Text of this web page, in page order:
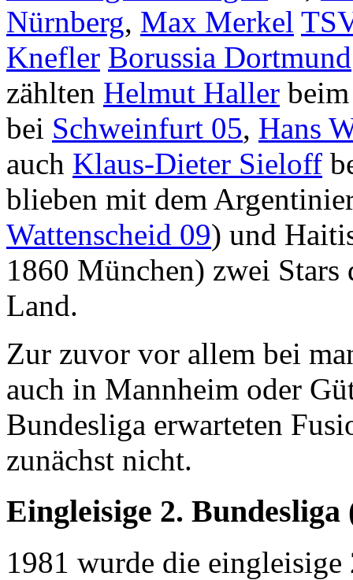
Nürnberg, Max Merkel
Knefler Borussia Dortmund
zählten Helmut Haller
bei Schweinfurt 05, Hans
auch Klaus-Dieter Sieloff
blieben mit dem
Wattenscheid 09) und
1860 München) zwei Stars
Land.
Zur zuvor vor allem bei
auch in Mannheim oder
Bundesliga erwarteten
zunächst nicht.
Eingleisige 2. Bundesliga
1981 wurde die